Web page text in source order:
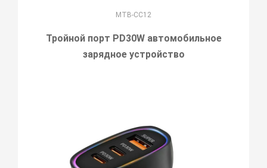
MTB-CC12
Тройной порт PD30W автомобильное
зарядное устройство